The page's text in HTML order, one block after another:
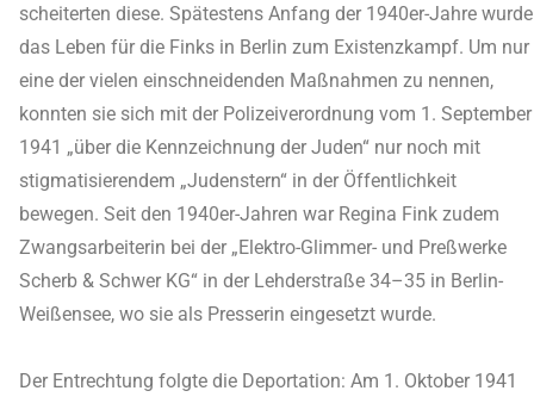
scheiterten diese. Spätestens Anfang der 1940er-Jahre wurde
das Leben für die Finks in Berlin zum Existenzkampf. Um nur
eine der vielen einschneidenden Maßnahmen zu nennen,
konnten sie sich mit der Polizeiverordnung vom 1. September
1941 „über die Kennzeichnung der Juden“ nur noch mit
stigmatisierendem „Judenstern“ in der Öffentlichkeit
bewegen. Seit den 1940er-Jahren war Regina Fink zudem
Zwangsarbeiterin bei der „Elektro-Glimmer- und Preßwerke
Scherb & Schwer KG“ in der Lehderstraße 34–35 in Berlin-
Weißensee, wo sie als Presserin eingesetzt wurde.
Der Entrechtung folgte die Deportation: Am 1. Oktober 1941